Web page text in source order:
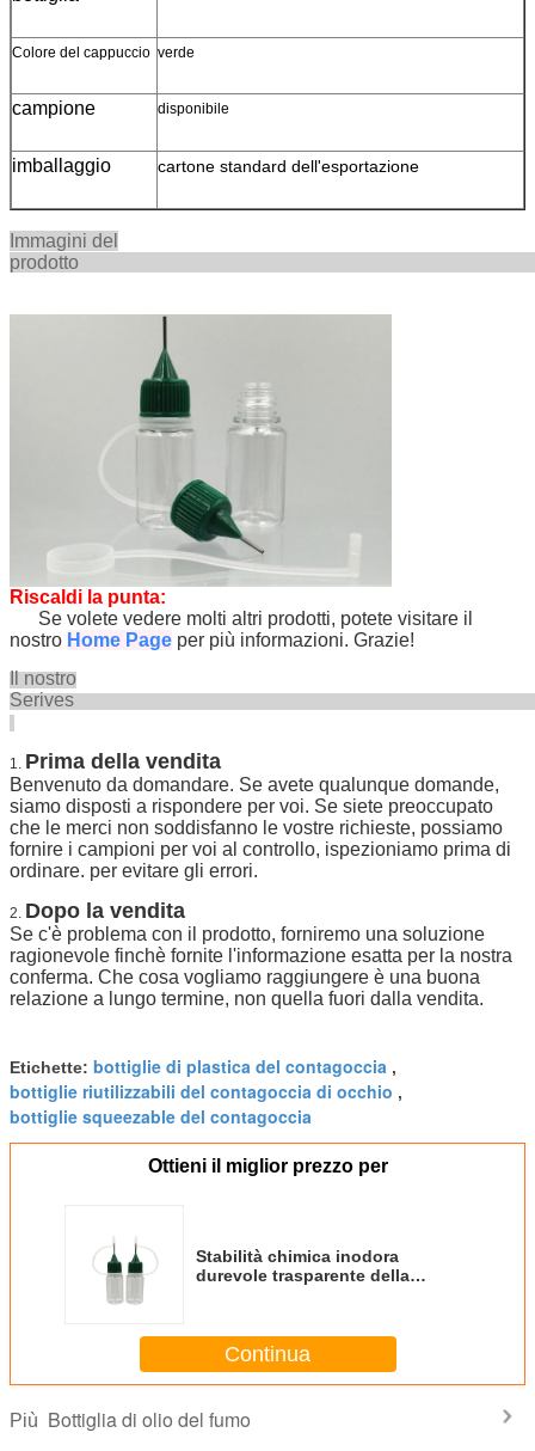
Colore del cappuccio verde
campione disponibile
imballaggio cartone standard dell'esportazione
Immagini del
Riscaldi la punta:
Se volete vedere molti altri prodotti, potete visitare il
nostro Home Page per più informazioni. Grazie!
Il nostro
1. Prima della vendita
Benvenuto da domandare. Se avete qualunque domande,
siamo disposti a rispondere per voi. Se siete preoccupato
che le merci non soddisfanno le vostre richieste, possiamo
fornire i campioni per voi al controllo, ispezioniamo prima di
ordinare. per evitare gli errori.
2. Dopo la vendita
Se c'è problema con il prodotto, forniremo una soluzione
ragionevole finchè fornite l'informazione esatta per la nostra
conferma. Che cosa vogliamo raggiungere è una buona
relazione a lungo termine, non quella fuori dalla vendita.
Etichette: bottiglie di plastica del contagoccia ,
bottiglie riutilizzabili del contagoccia di occhio ,
bottiglie squeezable del contagoccia
Ottieni il miglior prezzo per
Stabilità chimica inodora
durevole trasparente della
Continua
Più Bottiglia di olio del fumo